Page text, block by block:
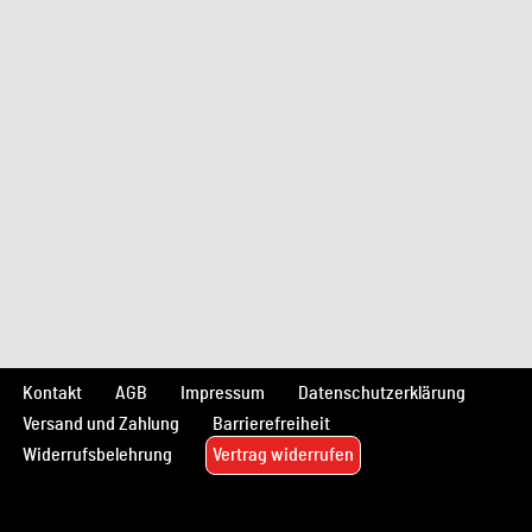
Kontakt AGB Impressum
Datenschutzerklärung
Versand und Zahlung
Barrierefreiheit
Widerrufsbelehrung
Vertrag widerrufen